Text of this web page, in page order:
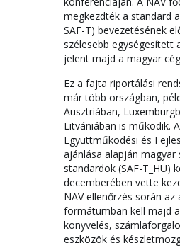
megkezdték a standard
SAF-T) bevezetésének
szélesebb
jelent majd a magyar
Ez a fajta riportálási
már több országban,
Ausztriában,
Litvániában is működik.
Együttműködési és
ajánlása alapján
standardok (SAF-T_HU)
decemberében vette
NAV ellenőrzés során
formátumban kell majd
könyvelés,
eszközök és